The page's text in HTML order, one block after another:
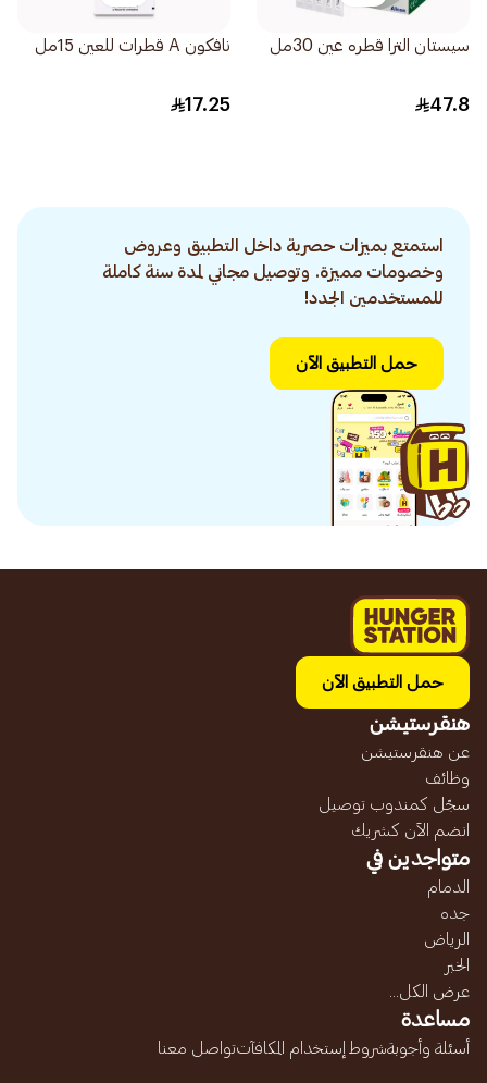
سيستان الترا قطره عين 30مل
47.8
نافكون A قطرات للعين 15مل
17.25
استمتع بميزات حصرية داخل التطبيق وعروض
وخصومات مميزة. وتوصيل مجاني لمدة سنة كاملة
للمستخدمين الجدد!
حمل التطبيق الآن
حمل التطبيق الآن
هنقرستيشن
عن هنقرستيشن
وظائف
سجّل كمندوب توصيل
انضم الآن كشريك
متواجدين في
الدمام
جده
الرياض
الخبر
عرض الكل...
مساعدة
أسئلة وأجوبةشروط إستخدام المكافآتتواصل معنا